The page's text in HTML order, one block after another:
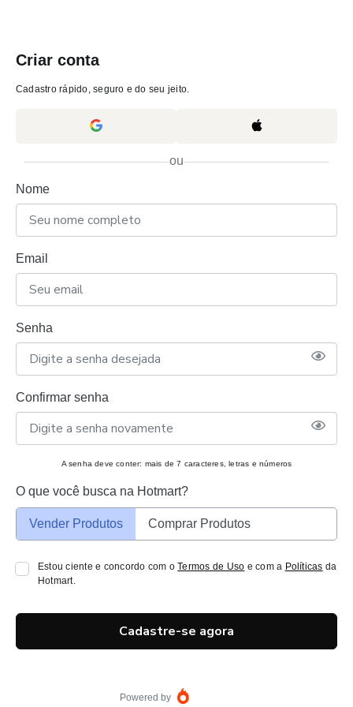
Criar conta
Cadastro rápido, seguro e do seu jeito.
ou
Nome
Email
Senha
Confirmar senha
A senha deve conter: mais de 7 caracteres, letras e números
O que você busca na Hotmart?
Vender Produtos Comprar Produtos
Estou ciente e concordo com oTermos de Uso e com a Políticas da
Hotmart.
Cadastre-se agora
Powered by